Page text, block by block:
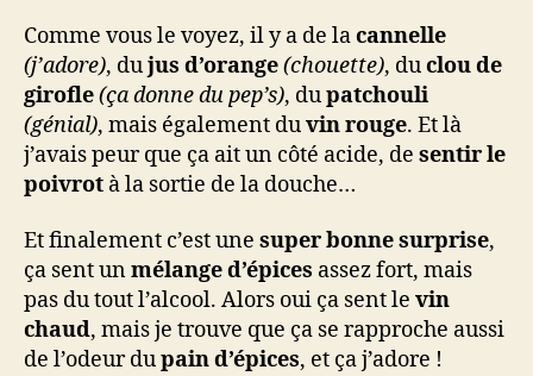
Comme vous le voyez, il y a de lacannelle
(j’adore), dujus d’orange(chouette), duclou de
girofle(ça donne du pep’s), dupatchouli
(génial), mais également duvin rouge. Et là
j’avais peur que ça ait un côté acide, de sentir le
poivrot à la sortie de la douche…
Et finalement c’est une super bonne surprise,
ça sent unmélange d’épices assez fort, mais
pas du tout l’alcool. Alors oui ça sent le vin
chaud, mais je trouve que ça se rapproche aussi
de l’odeur dupain d’épices, et ça j’adore !